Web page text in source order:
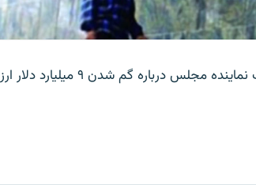
بانک مرکزی ایران روز جمعه با انتشار اطلاعیه‌ای، گفته‌های یک نماینده مجلس درباره گم شدن ۹ میلیارد دلار ارز